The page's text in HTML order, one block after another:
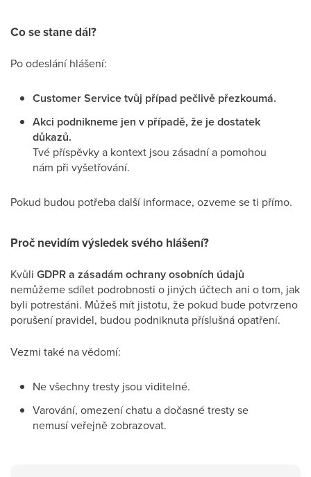
Co se stane dál?
Po odeslání hlášení:
Customer Service tvůj případ pečlivě přezkoumá.
Akci podnikneme jen v případě, že je dostatek
důkazů.
Tvé příspěvky a kontext jsou zásadní a pomohou
nám při vyšetřování.
Pokud budou potřeba další informace, ozveme se ti přímo.
Proč nevidím výsledek svého hlášení?
Kvůli GDPR a zásadám ochrany osobních údajů
nemůžeme sdílet podrobnosti o jiných účtech ani o tom, jak
byli potrestáni. Můžeš mít jistotu, že pokud bude potvrzeno
porušení pravidel, budou podniknuta příslušná opatření.
Vezmi také na vědomí:
Ne všechny tresty jsou viditelné.
Varování, omezení chatu a dočasné tresty se
nemusí veřejně zobrazovat.